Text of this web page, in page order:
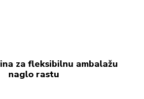
za fleksibilnu ambalažu
naglo rastu